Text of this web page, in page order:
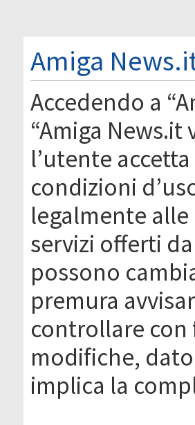
Amiga
Accedendo a
“Amiga
l’utente
condizioni
legalmente
servizi offerti da
possono
premura
controllare con
modifiche, dato
implica la